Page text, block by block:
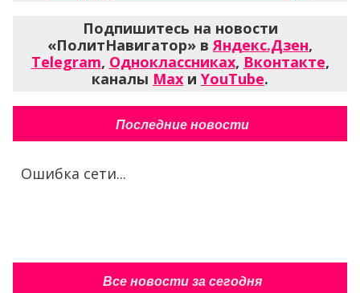
Подпишитесь на новости
«ПолитНавигатор» вЯндекс.Дзен,
Telegram, Одноклассниках, Вконтакте,
каналы Max и YouTube.
Последние новости
Ошибка сети...
Все новости за сегодня